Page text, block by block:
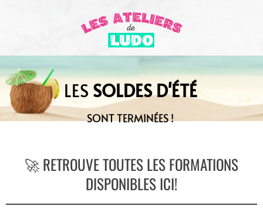
LES SOLDES D'ÉTÉ
SONT TERMINÉES !
🚀 RETROUVE TOUTES LES FORMATIONS
DISPONIBLES ICI!